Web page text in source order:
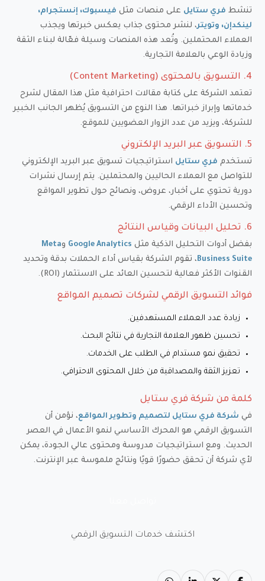
تنشط فري ستايل على منصات مثل فيسبوك، إنستجرام،
لينكدإن، وتويتر، لنشر محتوى جذاب يعكس خبرتها ويجذب
العملاء المحتملين. وتُعد هذه المنصات وسيلة فعّالة لبناء الثقة
وزيادة الوعي بالعلامة التجارية.
4. التسويق بالمحتوى (Content Marketing)
تعتمد الشركة على كتابة مقالات احترافية مثل هذا المقال لشرح
خدماتها وإبراز خبراتها. هذا النوع من التسويق يُظهر الجانب الخبير
للشركة، ويزيد من عدد الزوار العضويين للموقع.
5. التسويق عبر البريد الإلكتروني
تستخدم فري ستايل استراتيجيات تسويق عبر البريد الإلكتروني
للتواصل مع العملاء الحاليين والمحتملين. يتم إرسال نشرات
دورية تحتوي على أخبار، عروض، ونصائح حول تطوير المواقع
وتحسين الأداء الرقمي.
6. تحليل البيانات وقياس النتائج
بفضل أدوات التحليل الذكية مثل Google Analytics وMeta
Business Suite، تقوم الشركة بقياس أداء الحملات بدقة وتحديد
القنوات الأكثر فعالية لتحسين العائد على الاستثمار (ROI).
فوائد التسويق الرقمي لشركات تصميم المواقع
زيادة عدد العملاء المستهدفين.
تحسين ظهور العلامة التجارية في نتائج البحث.
تحقيق نمو مستدام في الطلب على الخدمات.
تعزيز الثقة والمصداقية من خلال المحتوى الاحترافي.
كلمة من شركة فري ستايل
في شركة فري ستايل لتصميم وتطوير المواقع، نؤمن أن
التسويق الرقمي هو المحرك الأساسي لنمو الأعمال في العصر
الحديث. ومع استراتيجيات مدروسة ومحتوى عالي الجودة، يمكن
لأي شركة أن تحقق حضورًا قويًا ونتائج ملموسة عبر الإنترنت.
اكتشف خدمات التسويق الرقمي